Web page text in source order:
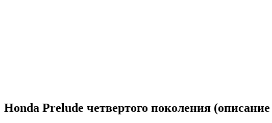
Honda Prelude четвертого поколения